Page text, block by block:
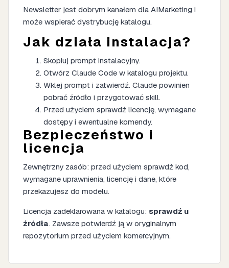
Newsletter jest dobrym kanałem dla AIMarketing i
może wspierać dystrybucję katalogu.
Jak działa instalacja?
Skopiuj prompt instalacyjny.
Otwórz Claude Code w katalogu projektu.
Wklej prompt i zatwierdź. Claude powinien
pobrać źródło i przygotować skill.
Przed użyciem sprawdź licencję, wymagane
dostępy i ewentualne komendy.
Bezpieczeństwo i
licencja
Zewnętrzny zasób: przed użyciem sprawdź kod,
wymagane uprawnienia, licencję i dane, które
przekazujesz do modelu.
Licencja zadeklarowana w katalogu: sprawdź u
źródła. Zawsze potwierdź ją w oryginalnym
repozytorium przed użyciem komercyjnym.